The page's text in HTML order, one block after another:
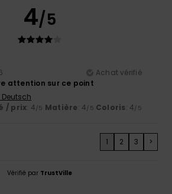
4/5
Achat vérifié
attention sur ce point
/ prix: 4/5 Matière: 4/5 Coloris: 4/5
1 2 3 >
Vérifié par TrustVille